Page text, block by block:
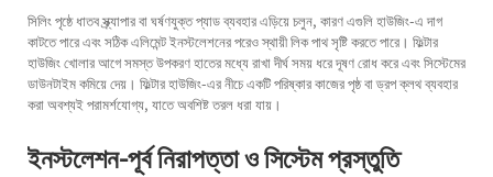
সিলিং পৃষ্ঠে ধাতব স্ক্র্যাপার বা ঘর্ষণযুক্ত প্যাড ব্যবহার এড়িয়ে চলুন, কারণ এগুলি হাউজিং-এ দাগ
কাটতে পারে এবং সঠিক এলিমেন্ট ইনস্টলেশনের পরেও স্থায়ী লিক পাথ সৃষ্টি করতে পারে। ফিল্টার
হাউজিং খোলার আগে সমস্ত উপকরণ হাতের মধ্যে রাখা দীর্ঘ সময় ধরে দূষণ রোধ করে এবং সিস্টেমের
ডাউনটাইম কমিয়ে দেয়। ফিল্টার হাউজিং-এর নীচে একটি পরিষ্কার কাজের পৃষ্ঠ বা ড্রপ ক্লথ ব্যবহার
করা অবশ্যই পরামর্শযোগ্য, যাতে অবশিষ্ট তরল ধরা যায়।
ইনস্টলেশন-পূর্ব নিরাপত্তা ও সিস্টেম প্রস্তুতি